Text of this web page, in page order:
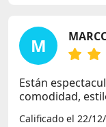
M
Están
comodidad,
Calificado el 22/